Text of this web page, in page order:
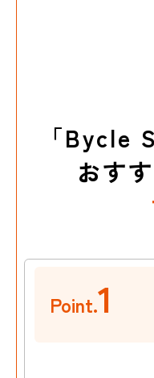
「Bycle S
おす
Point.1